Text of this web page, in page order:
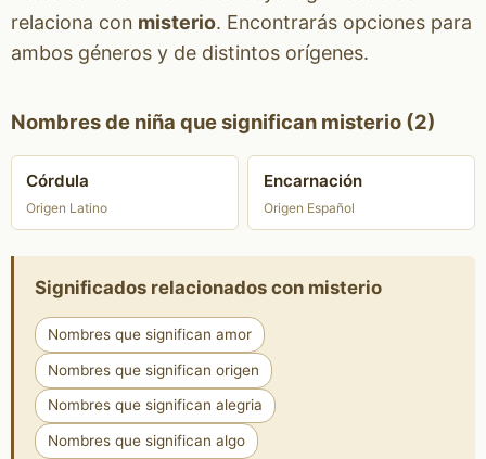
relaciona con misterio. Encontrarás opciones para
ambos géneros y de distintos orígenes.
Nombres de niña que significan misterio (2)
Córdula
Origen Latino
Encarnación
Origen Español
Significados relacionados con misterio
Nombres que significan amor
Nombres que significan origen
Nombres que significan alegria
Nombres que significan algo